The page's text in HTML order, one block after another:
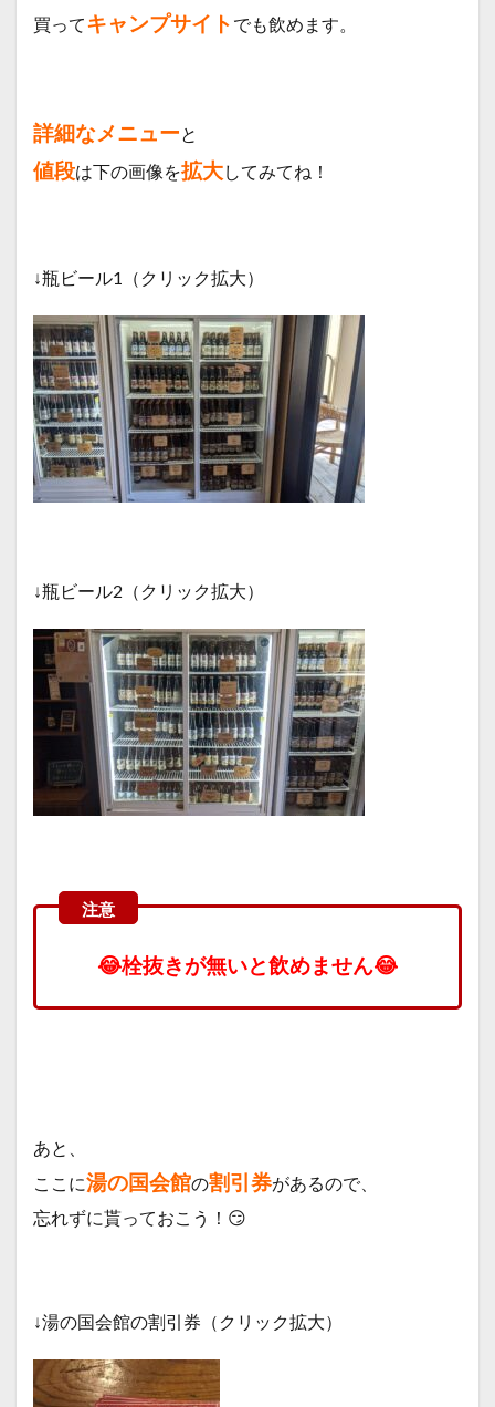
買ってキャンプサイト でも飲めます。
詳細なメニューと
値段は下の画像を拡大してみてね！
↓瓶ビール1（クリック拡大）
↓瓶ビール2（クリック拡大）
😂栓抜きが無いと飲めません😂
あと、
ここに湯の国会館の割引券があるので、
忘れずに貰っておこう！😏
↓湯の国会館の割引券（クリック拡大）